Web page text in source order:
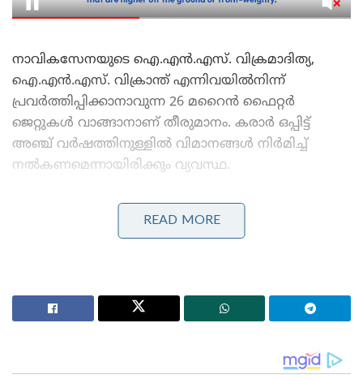
നാവികസേനയുടെ ഐ.എൻ.എസ്. വിക്രമാദിത്യ,
ഐ.എൻ.എസ്. വിക്രാന്ത് എന്നിവയിൽനിന്ന്
പ്രവർത്തിപ്പിക്കാനാവുന്ന 26 മറൈൻ ഫൈറ്റർ
ജെറ്റുകൾ വാങ്ങാനാണ് തീരുമാനം. കരാർ ഒപ്പിട്ട്
അഞ്ച് വർഷത്തിനുള്ളിൽ വിമാനങ്ങൾ നിർമിച്ച്
നൽകണമെന്നായിരിക്കും വ്യവസ്ഥ.
Stories you may like
തീവ്രവാദ പ്രചാരണത്തിനെതിരെ ശക്തമായ
നടപടികളുമായി ഫഡ്നാവിസ് ; തീവ്രനിലപാടുള്ള 114
READ MORE